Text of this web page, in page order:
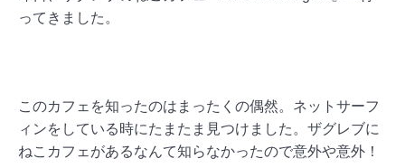
ってきました。
このカフェを知ったのはまったくの偶然。ネットサーフ
ィンをしている時にたまたま見つけました。ザグレブに
ねこカフェがあるなんて知らなかったので意外や意外！